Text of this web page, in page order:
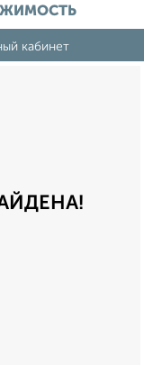
кабинет